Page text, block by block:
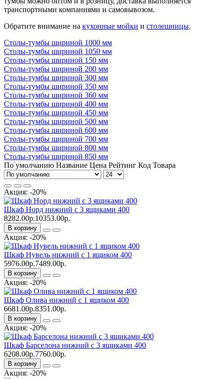
транспортными компаниями и самовывозом.
Обратите внимание на кухонные мойки и столешницы.
Столы-тумбы шириной 1000 мм
Столы-тумбы шириной 1050 мм
Столы-тумбы шириной 150 мм
Столы-тумбы шириной 200 мм
Столы-тумбы шириной 300 мм
Столы-тумбы шириной 350 мм
Столы-тумбы шириной 360 мм
Столы-тумбы шириной 400 мм
Столы-тумбы шириной 450 мм
Столы-тумбы шириной 500 мм
Столы-тумбы шириной 600 мм
Столы-тумбы шириной 700 мм
Столы-тумбы шириной 800 мм
Столы-тумбы шириной 850 мм
По умолчанию Название Цена Рейтинг Код Товара
Акция: -20%
Шкаф Норд нижний с 3 ящиками 400
8282.00р.10353.00р.
В корзину
Акция: -20%
Шкаф Нувель нижний с 1 ящиком 400
5976.00р.7489.00р.
В корзину
Акция: -20%
Шкаф Олива нижний с 1 ящиком 400
6681.00р.8351.00р.
В корзину
Акция: -20%
Шкаф Барселона нижний с 3 ящиками 400
6208.00р.7760.00р.
В корзину
Акция: -20%